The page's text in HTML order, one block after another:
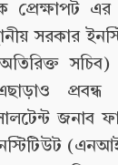
প্রেক্ষাপট
সরকার
জনাব